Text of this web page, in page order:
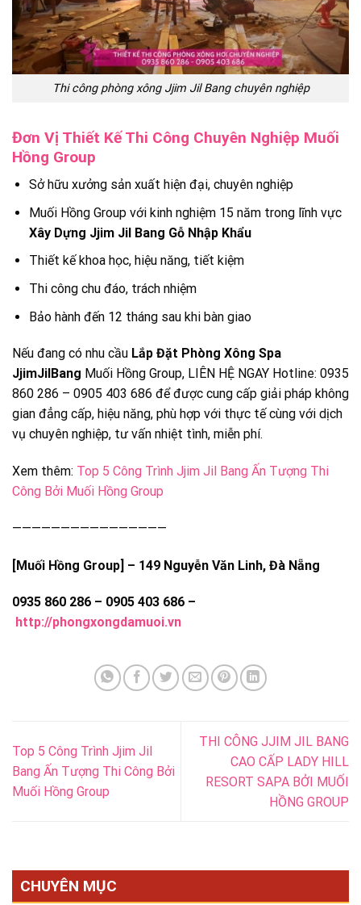
Thi công phòng xông Jjim Jil Bang chuyên nghiệp
Đơn Vị Thiết Kế Thi Công Chuyên Nghiệp Muối
Hồng Group
Sở hữu xưởng sản xuất hiện đại, chuyên nghiệp
Muối Hồng Group với kinh nghiệm 15 năm trong lĩnh vực
Xây Dựng Jjim Jil Bang Gỗ Nhập Khẩu
Thiết kế khoa học, hiệu năng, tiết kiệm
Thi công chu đáo, trách nhiệm
Bảo hành đến 12 tháng sau khi bàn giao
Nếu đang có nhu cầu Lắp Đặt Phòng Xông Spa
JjimJilBang Muối Hồng Group, LIÊN HỆ NGAY Hotline: 0935
860 286 – 0905 403 686 để được cung cấp giải pháp không
gian đẳng cấp, hiệu năng, phù hợp với thực tế cùng với dịch
vụ chuyên nghiệp, tư vấn nhiệt tình, miễn phí.
Xem thêm: Top 5 Công Trình Jjim Jil Bang Ấn Tượng Thi
Công Bởi Muối Hồng Group
————————————————
[Muối Hồng Group] – 149 Nguyễn Văn Linh, Đà Nẵng
0935 860 286 – 0905 403 686 –
http://phongxongdamuoi.vn
Top 5 Công Trình Jjim Jil
Bang Ấn Tượng Thi Công Bởi
Muối Hồng Group
THI CÔNG JJIM JIL BANG
CAO CẤP LADY HILL
RESORT SAPA BỞI MUỐI
HỒNG GROUP
CHUYÊN MỤC